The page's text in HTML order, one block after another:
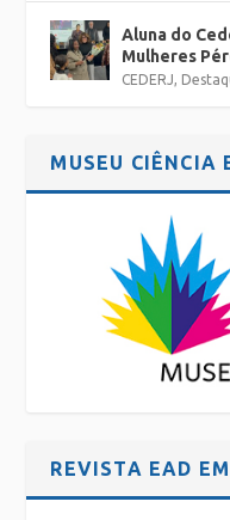
Aluna do
Mulheres
CEDERJ,
MUSEU CIÊNCIA
REVISTA EAD